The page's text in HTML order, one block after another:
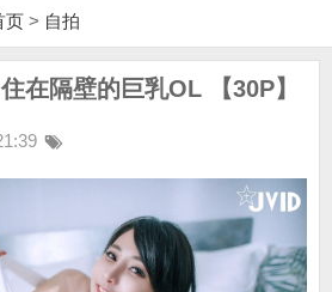
页 > 自拍
在隔壁的巨乳OL 【30P】